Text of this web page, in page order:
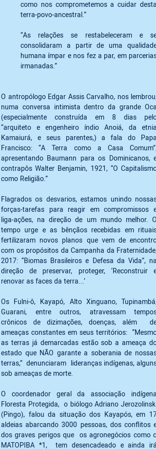
como nos comprometemos a cuidar desta
terra-povo-ancestral.”
“As relações se restabeleceram e se
consolidaram a partir de uma qualidade
humana ímpar e nos fez a par, em parcerias
irmanadas.”
O antropólogo Edgar Assis Carvalho, nos lembrou,
numa conversa intimista dentro da grande Oca
(especialmente construída em 8 dias pelo
“arquiteto e engenheiro índio Anoiá, da etnia
Kamaiurá, e seus parentes,) a fala do Papa
Francisco: “A Terra como a Casa Comum”,
apresentando Baumann para os Dominicanos, e
contrapôs Walter Benjamin, 1921, “O Capitalismo
como Religião.”
Flagrados os desvarios, estamos unindo nossas
forças-tarefas para reagir em compromissos e
liga-ações, na direção de um mundo melhor. O
tempo urge e as bênçãos recebidas em rituais
fertilizaram novos planos que vem de encontro
com os propósitos da Campanha da Fraternidade,
2017: “Biomas Brasileiros e Defesa da Vida”, na
direção de preservar, proteger, ‘Reconstruir e
renovar as faces da terra...’
Os Fulni-ô, Kayapó, Alto Xinguano, Tupinambá,
Guarani, entre outros, atravessam tempos
crônicos de dizimações, doenças, além  de
ameaças constantes em seus territórios:  “Mesmo
as terras já demarcadas estão sob a ameaça do
estado que NÃO garante a soberania de nossas
terras,”  denunciaram  lideranças indígenas, alguns
sob ameaças de morte.
O coordenador geral da associação indígena
Floresta Protegida,  o biólogo Adriano Jerozolinski
(Pingo), falou da situação dos Kayapós, em 17
aldeias abarcando 3000 pessoas, dos conflitos e
dos graves perigos que  os agronegócios como o
MATOPIBA *1,  tem desencadeado e ainda irá